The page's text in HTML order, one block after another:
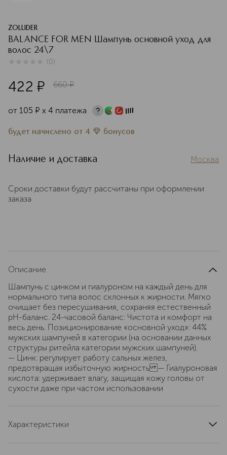
ZOLLIDER
BALANCE FOR MEN Шампунь основной уход для
волос 24\7
(0)
422 ¤ 660 ¤
от 105 ¤ х 4 платежа
будет начислено от 4 бонусов
Наличие и доставка Москва
Сроки доставки будут рассчитаны при оформлении
заказа
Описание
Шампунь с цинком и гиалуроном на каждый день для
нормального типа волос склонных к жирности. Мягко
очищает без пересушивания, сохраняя естественный
pH-баланс. 24-часовой баланс: Чистота и комфорт на
весь день. Позиционирование «основной уход»: 44%
мужских шампуней в категории (на основании данных
структуры ритейла категории мужских шампуней).
— Цинк: регулирует работу сальных желез,
предотвращая избыточную жирность — Гиалуроновая
кислота: удерживает влагу, защищая кожу головы от
сухости даже при частом использовании
Характеристики